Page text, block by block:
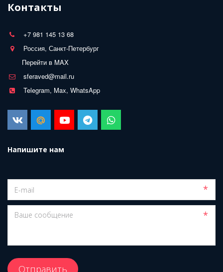
Контакты
+7 981 145 13 68
Россия, Санкт-Петербург
Перейти в MAX
sferaved@mail.ru
Telegram, Max, WhatsApp
Напишите нам
*
*
Отправить